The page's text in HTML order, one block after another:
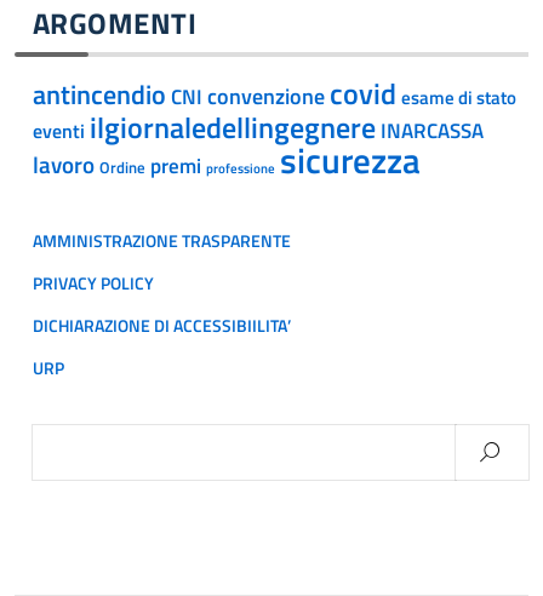
ARGOMENTI
antincendioCNIconvenzionecovid esame di stato
eventi ilgiornaledellingegnereINARCASSA
lavoro Ordine premi professione sicurezza
AMMINISTRAZIONE TRASPARENTE
PRIVACY POLICY
DICHIARAZIONE DI ACCESSIBIILITA’
URP